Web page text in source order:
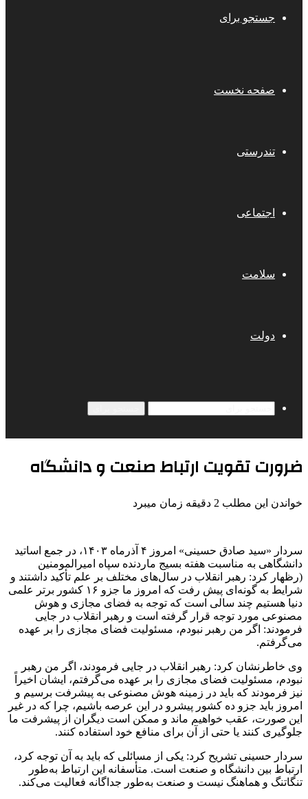
جستجو برای
صفحه نخست
تندرستی
اجتماعی
سلامت
دولت
ضرورت تقویت ارتباط صنعت و دانشگاه
خواندن این مطلب 2 دقیقه زمان میبرد
سردار «سید صادق حسینی» امروز ۴ آذرماه ۱۴۰۳، در جمع اساتید
دانشگاهی به مناسبت هفته بسیج ماردنده سپاه امیرالمومنین
(رظهار کرد: رهبر انقلاب در سال‌های مختلف بر علم تأکید داشتند و
شرایط به گونه‌ای پیش رفت که امروز ما جزو ۱۶ کشور برتر علمی
دنیا هستیم چند سالی است که توجه به فضای مجازی و هوش
مصنوعی مورد توجه قرار گرفته است و رهبر انقلاب در جایی
فرمودند: اگر من رهبر نبودم، مسئولیت فضای مجازی را بر عهده
می‌گرفتم.
وی خاطرنشان کرد: رهبر انقلاب در جایی فرمودند، اگر من رهبر
نبودم، مسئولیت فضای مجازی را بر عهده می‌گرفتم، ایشان اخیراً
نیز فرمودند که باید در زمینه هوش مصنوعی به پیشرفت برسیم و
امروز باید جزو ده کشور پیشرو در این عرصه باشیم، چرا که در غیر
این صورت، عقب خواهیم ماند و ممکن است دیگران از پیشرفت ما
جلوگیری کنند یا حتی از آن برای منافع خود استفاده کنند.
سردار حسینی تشریح کرد: یکی از مسائلی که باید به آن توجه کرد،
ارتباط بین دانشگاه و صنعت است. متأسفانه این ارتباط به‌طور
تنگاتنگ و هماهنگ نیست و صنعت به‌طور جداگانه فعالیت می‌کند.